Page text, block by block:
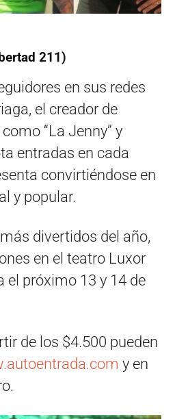
211)
en sus redes
el creador de
“La Jenny” y
entradas en cada
convirtiéndose en
y popular.
divertidos del año,
en el teatro Luxor
el próximo 13 y 14 de
de los $4.500 pueden
y en